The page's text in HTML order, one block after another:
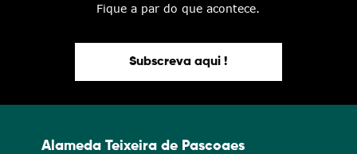
Fique a par do que acontece.
Subscreva aqui !
Alameda Teixeira de Pascoaes